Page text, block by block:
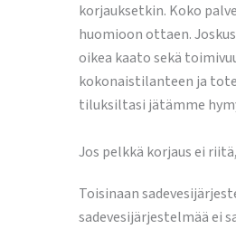
korjauksetkin. Koko
huomioon ottaen.
oikea kaato sekä
kokonaistilanteen ja
tiluksiltasi jätämme
Jos pelkkä korjaus ei
Toisinaan
sadevesijärjestelmää ei